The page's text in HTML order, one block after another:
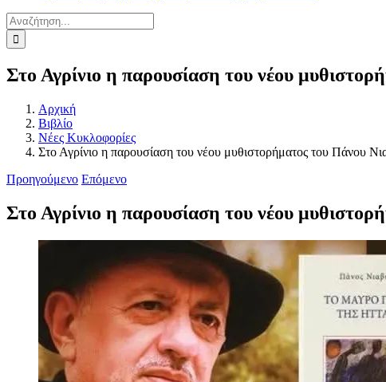
Αναζήτηση
για:
Στο Αγρίνιο η παρουσίαση του νέου
Αρχική
Βιβλίο
Νέες Κυκλοφορίες
Στο Αγρίνιο η παρουσίαση του νέου μυθιστορήματος του Πάνου
Προηγούμενο Επόμενο
Στο Αγρίνιο η παρουσίαση του νέου
Προβολή